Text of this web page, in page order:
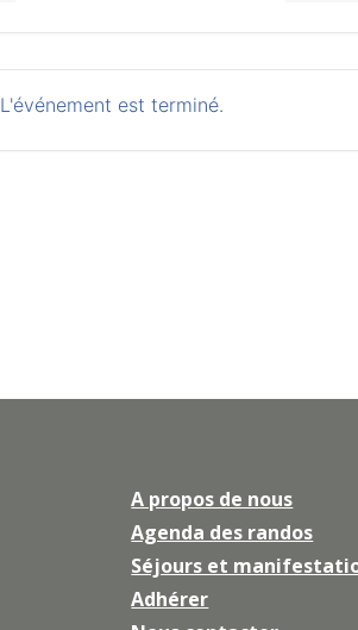
L'événement est terminé.
A propos de nous
Agenda des randos
Séjours et
Adhérer